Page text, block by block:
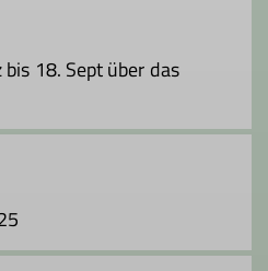
18. Sept über das